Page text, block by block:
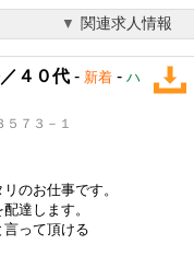
関連求人情報
４０代 - 新着 - ハ
７３－１
のお仕事です。
達します。
って頂ける